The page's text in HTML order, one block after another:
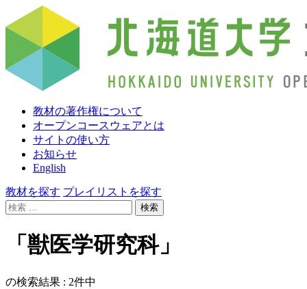
教材の著作権について
オープンコースウェアとは
サイトの使い方
お知らせ
English
教材を探す プレイリストを探す
検
「獣医学研究科」
の検索結果 : 2件中